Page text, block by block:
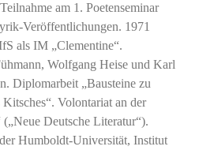
am 1. Poetenseminar
Veröffentlichungen. 1971
als IM „Clementine“.
Wolfgang Heise und Karl
Diplomarbeit „Bausteine zu
Volontariat an der
Deutsche Literatur“).
Humboldt-Universität, Institut